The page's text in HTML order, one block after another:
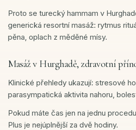
Proto se turecký hammam v
generická resortní masáž: rytmus
pěna, oplach z měděné mísy.
Masáž v Hurghadě, zdravotní
Klinické přehledy ukazují: stresové
parasympatická aktivita nahoru,
Pokud máte čas jen na jednu
Plus je nejúplnější za dvě hodiny.